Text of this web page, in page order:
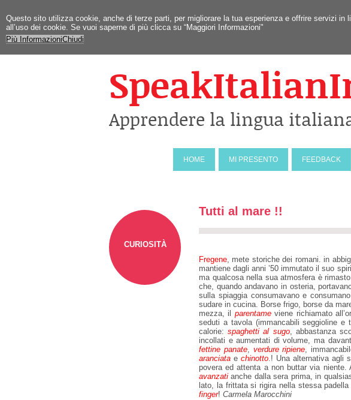
Questo sito utilizza cookie, anche di terze parti, per migliorare la tua esperienza e offrire servizi
all’uso dei cookie. Se vuoi saperne di più clicca su “Maggiori Informazioni"
Più InformazioniChiudi
Apprendere la lingua
FEEDBACK
MI PRESENTO
HOME
CURIOSITÀ
Tutti al mare !!
Fregene, mete storiche dei romani. in
mantiene dagli anni ’50 immutato il suo
ma qualcosa nella sua atmosfera è
che, quando andavano in osteria,
sulla spiaggia consumavano e
sudare in cucina. Borse frigo, borse da
mezza, il parentameviene richiamato
seduti a tavola (immancabili seggioline e
calorie:spaghetti al sugo, abbastanza
incollati e aumentati di volume, ma
fettine panate, verdure ripiene,
aranciata e chinotto.! Una alternativa agli
povera ed attenta a non buttar via
avanzati anche dalla sera prima, in
lato, la frittata si rigira nella stessa
finger! Carmela Marocchini